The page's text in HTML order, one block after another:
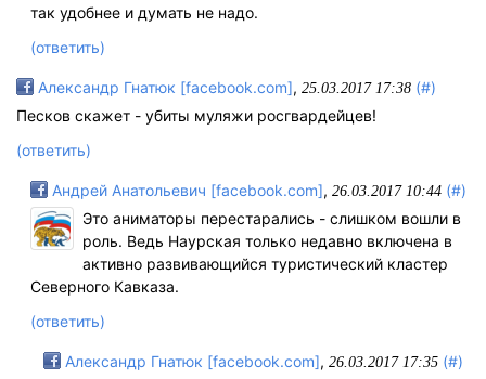
так удобнее и думать не надо.
(ответить)
Александр Гнатюк [facebook.com], 25.03.2017 17:38 (#)
Песков скажет - убиты муляжи росгвардейцев!
(ответить)
Андрей Анатольевич [facebook.com], 26.03.2017 10:44 (#)
Это аниматоры перестарались - слишком вошли в
роль. Ведь Наурская только недавно включена в
активно развивающийся туристический кластер
Северного Кавказа.
(ответить)
Александр Гнатюк [facebook.com], 26.03.2017 17:35 (#)